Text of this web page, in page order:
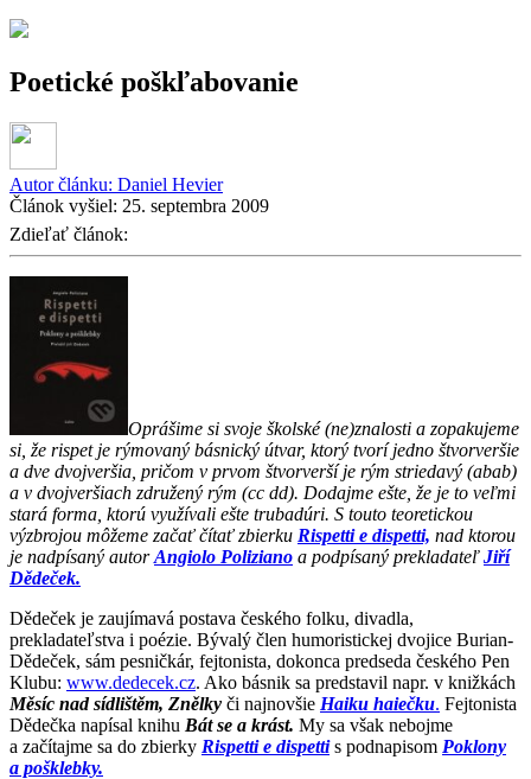
Poetické poškľabovanie
Autor článku: Daniel Hevier
Článok vyšiel: 25. septembra 2009
Zdieľať článok:
Oprášime si svoje školské (ne)znalosti a zopakujeme
si, že rispet je rýmovaný básnický útvar, ktorý tvorí jedno štvorveršie
a dve dvojveršia, pričom v prvom štvorverší je rým striedavý (abab)
a v dvojveršiach združený rým (cc dd). Dodajme ešte, že je to veľmi
stará forma, ktorú využívali ešte trubadúri. S touto teoretickou
výzbrojou môžeme začať čítať zbierku Rispetti e dispetti, nad ktorou
je nadpísaný autorAngiolo Poliziano a podpísaný prekladateľJiří
Dědeček.
Dědeček je zaujímavá postava českého folku, divadla,
prekladateľstva i poézie. Bývalý člen humoristickej dvojice Burian-
Dědeček, sám pesničkár, fejtonista, dokonca predseda českého Pen
Klubu: www.dedecek.cz. Ako básnik sa predstavil napr. v knižkách
Měsíc nad sídlištěm, Znělky či najnovšie Haiku haiečku. Fejtonista
Dědečka napísal knihu Bát se a krást. My sa však nebojme
a začítajme sa do zbierky Rispetti e dispettis podnapisom Poklony
a pošklebky.